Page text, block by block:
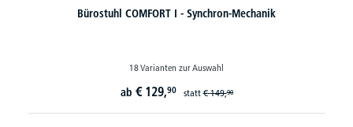
Bürostuhl COMFORT I - Synchron-Mechanik
18 Varianten zur Auswahl
ab € 129,90 statt€ 149,90